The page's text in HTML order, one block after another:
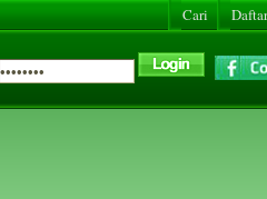
Cari